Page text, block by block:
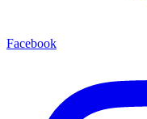
Facebook